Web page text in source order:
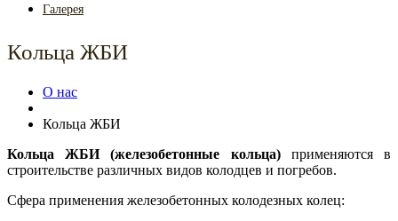
Галерея
Кольца ЖБИ
О нас
Кольца ЖБИ
Кольца ЖБИ (железобетонные кольца)применяются в
строительстве различных видов колодцев и погребов.
Сфера применения железобетонных колодезных колец: